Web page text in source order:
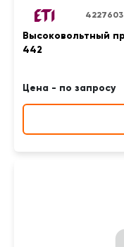
4227603
Высоковольтный
442
Цена - по запросу